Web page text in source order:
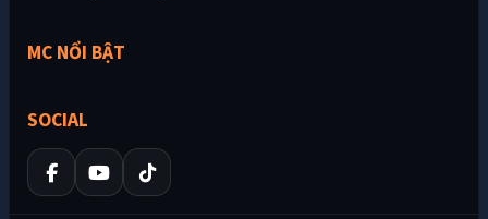
MC NỔI BẬT
SOCIAL